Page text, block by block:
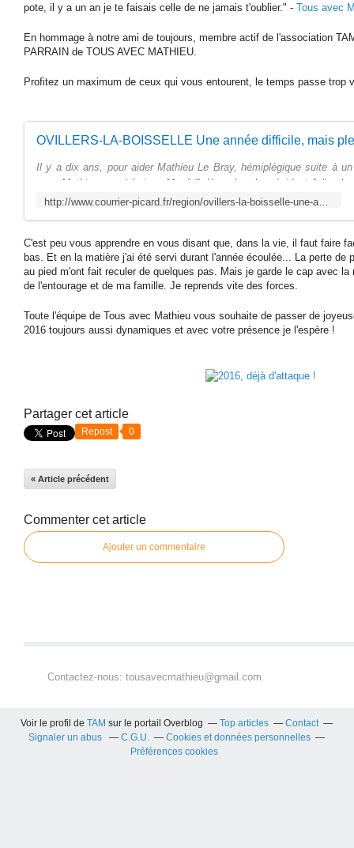
pote, il y a un an je te faisais celle de ne jamais t'oublier." - Tous avec
En hommage à notre ami de toujours, membre actif de l'association
PARRAIN de TOUS AVEC MATHIEU.
Profitez un maximum de ceux qui vous entourent, le temps passe trop
Il y a dix ans, pour aider Mathieu Le Bray, hémiplégique suite à
avec Mathieu voyait le jour. Mardi 8 décembre, le président Julien
C'est peu vous apprendre en vous disant que, dans la vie, il faut faire
bas. Et en la matière j'ai été servi durant l'année écoulée... La perte de
au pied m'ont fait reculer de quelques pas. Mais je garde le cap avec la
de l'entourage et de ma famille. Je reprends vite des forces.
Toute l'équipe de Tous avec Mathieu vous souhaite de passer de
2016 toujours aussi dynamiques et avec votre présence je l'espère !
Partager cet article
Repost 0
« Article précédent
Commenter cet article
Ajouter un commentaire
Contactez-nous: tousavecmathieu@gmail.com
Voir le profil deTAM sur le portail Overblog Top articles
Contact
Signaler un abus
C.G.U.
Cookies et données personnelles
Préférences cookies